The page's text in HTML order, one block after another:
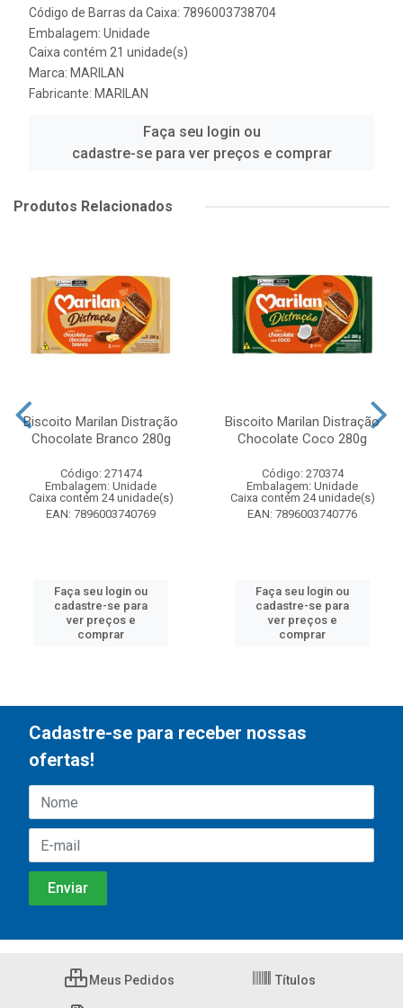
Código de Barras da Caixa: 7896003738704
Embalagem: Unidade
Caixa contém 21 unidade(s)
Marca: MARILAN
Fabricante: MARILAN
Faça seu login ou
cadastre-se para ver preços e comprar
Produtos Relacionados
Biscoito Marilan Distração
Chocolate Branco 280g
Código: 271474
Embalagem: Unidade
Caixa contém 24 unidade(s)
EAN: 7896003740769
Faça seu login ou
cadastre-se para
ver preços e
comprar
Biscoito Marilan Distração
Chocolate Coco 280g
Código: 270374
Embalagem: Unidade
Caixa contém 24 unidade(s)
EAN: 7896003740776
Faça seu login ou
cadastre-se para
ver preços e
comprar
Cadastre-se para receber nossas
ofertas!
Meus Pedidos Títulos